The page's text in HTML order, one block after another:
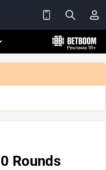
Rounds